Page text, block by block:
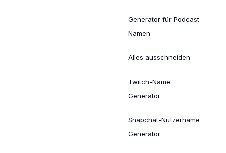
Generator für Podcast-
Namen
Alles ausschneiden
Twitch-Name
Generator
Snapchat-Nutzername
Generator